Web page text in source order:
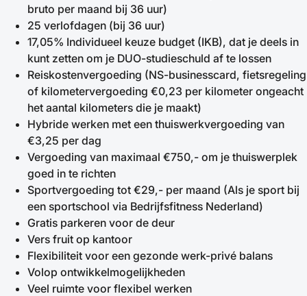
bruto per maand bij 36 uur)
25 verlofdagen (bij 36 uur)
17,05% Individueel keuze budget (IKB), dat je deels in
kunt zetten om je DUO-studieschuld af te lossen
Reiskostenvergoeding (NS-businesscard, fietsregeling
of kilometervergoeding €0,23 per kilometer ongeacht
het aantal kilometers die je maakt)
Hybride werken met een thuiswerkvergoeding van
€3,25 per dag
Vergoeding van maximaal €750,- om je thuiswerplek
goed in te richten
Sportvergoeding tot €29,- per maand (Als je sport bij
een sportschool via Bedrijfsfitness Nederland)
Gratis parkeren voor de deur
Vers fruit op kantoor
Flexibiliteit voor een gezonde werk-privé balans
Volop ontwikkelmogelijkheden
Veel ruimte voor flexibel werken